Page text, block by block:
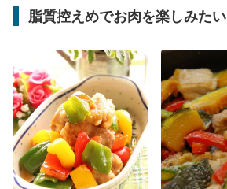
脂質控えめでお肉を楽しみたい